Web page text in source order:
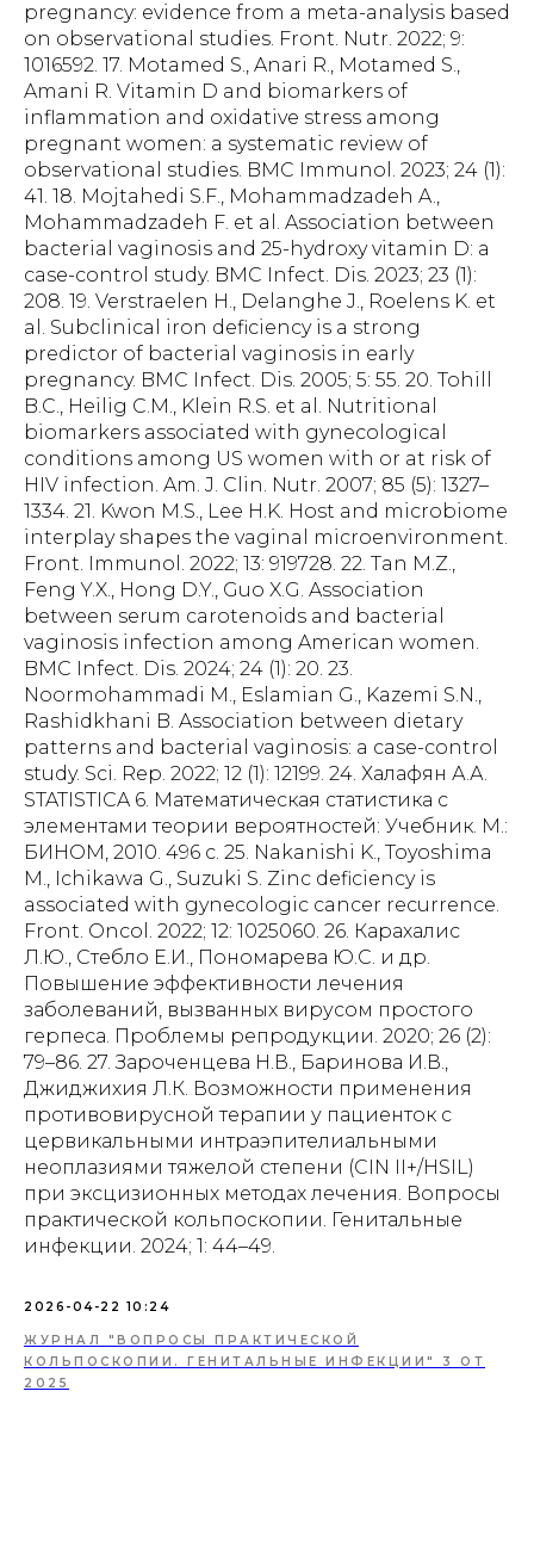
pregnancy: evidence from a meta-analysis based
on observational studies. Front. Nutr. 2022; 9:
1016592. 17. Motamed S., Anari R., Motamed S.,
Amani R. Vitamin D and biomarkers of
inflammation and oxidative stress among
pregnant women: a systematic review of
observational studies. BMC Immunol. 2023; 24 (1):
41. 18. Mojtahedi S.F., Mohammadzadeh A.,
Mohammadzadeh F. et al. Association between
bacterial vaginosis and 25-hydroxy vitamin D: a
case-control study. BMC Infect. Dis. 2023; 23 (1):
208. 19. Verstraelen H., Delanghe J., Roelens K. et
al. Subclinical iron deficiency is a strong
predictor of bacterial vaginosis in early
pregnancy. BMC Infect. Dis. 2005; 5: 55. 20. Tohill
B.C., Heilig C.M., Klein R.S. et al. Nutritional
biomarkers associated with gynecological
conditions among US women with or at risk of
HIV infection. Am. J. Clin. Nutr. 2007; 85 (5): 1327–
1334. 21. Kwon M.S., Lee H.K. Host and microbiome
interplay shapes the vaginal microenvironment.
Front. Immunol. 2022; 13: 919728. 22. Tan M.Z.,
Feng Y.X., Hong D.Y., Guo X.G. Association
between serum carotenoids and bacterial
vaginosis infection among American women.
BMC Infect. Dis. 2024; 24 (1): 20. 23.
Noormohammadi M., Eslamian G., Kazemi S.N.,
Rashidkhani B. Association between dietary
patterns and bacterial vaginosis: a case-control
study. Sci. Rep. 2022; 12 (1): 12199. 24. Халафян А.А.
STATISTICA 6. Математическая статистика с
элементами теории вероятностей: Учебник. М.:
БИНОМ, 2010. 496 с. 25. Nakanishi K., Toyoshima
M., Ichikawa G., Suzuki S. Zinc deficiency is
associated with gynecologic cancer recurrence.
Front. Oncol. 2022; 12: 1025060. 26. Карахалис
Л.Ю., Стебло Е.И., Пономарева Ю.С. и др.
Повышение эффективности лечения
заболеваний, вызванных вирусом простого
герпеса. Проблемы репродукции. 2020; 26 (2):
79–86. 27. Зароченцева Н.В., Баринова И.В.,
Джиджихия Л.К. Возможности применения
противовирусной терапии у пациенток с
цервикальными интраэпителиальными
неоплазиями тяжелой степени (CIN II+/HSIL)
при эксцизионных методах лечения. Вопросы
практической кольпоскопии. Генитальные
инфекции. 2024; 1: 44–49.
2026-04-22 10:24
ЖУРНАЛ "ВОПРОСЫ ПРАКТИЧЕСКОЙ
КОЛЬПОСКОПИИ. ГЕНИТАЛЬНЫЕ ИНФЕКЦИИ" 3 ОТ
2025